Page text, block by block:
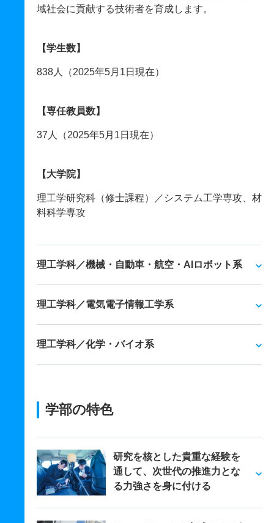
域社会に貢献する技術者を育成します。
【学生数】
838人（2025年5月1日現在）
【専任教員数】
37人（2025年5月1日現在）
【大学院】
理工学研究科（修士課程）／システム工学専攻、材
料科学専攻
理工学科／機械・自動車・航空・AIロボット系
理工学科／電気電子情報工学系
理工学科／化学・バイオ系
学部の特色
研究を核とした貴重な経験を
通して、次世代の推進力とな
る力強さを身に付ける